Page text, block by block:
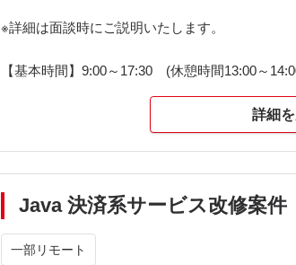
※詳細は面談時にご説明いたします。
【基本時間】9:00～17:30 (休憩時間13:00～
詳細
Java 決済系サービス改修案件
一部リモート